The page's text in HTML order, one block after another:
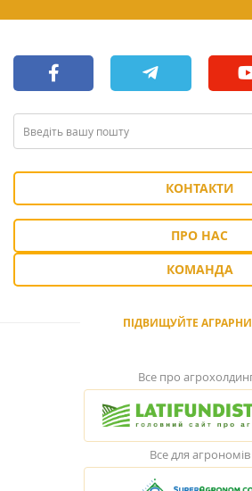
КОНТАКТИ
ПРО НАС
КОМАНДА
ПІДВИЩУЙТЕ
Все про
Все для агрономів